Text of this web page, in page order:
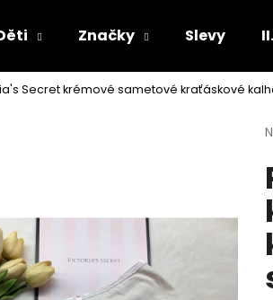
Značky Slevy
Secret krémové sametové kraťáskové
0,0
5
najít?